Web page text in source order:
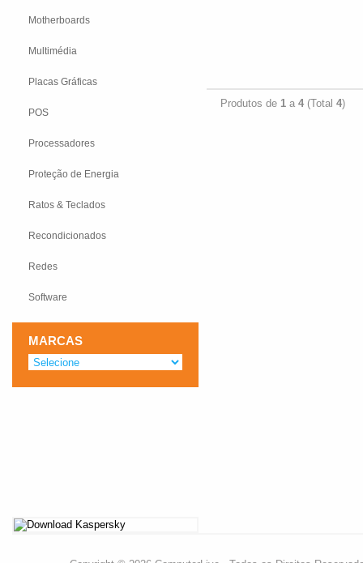
Produtos de 1 a 4 (Total 4)
Motherboards
Multimédia
Placas Gráficas
POS
Processadores
Proteção de Energia
Ratos & Teclados
Recondicionados
Redes
Software
MARCAS